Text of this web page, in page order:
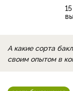
А какие сорта
своим опытом в